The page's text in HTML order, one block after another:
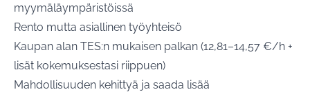
myymäläympäristöissä
Rento mutta asiallinen työyhteisö
Kaupan alan TES:n mukaisen palkan (12,81–14,57 €/h +
lisät kokemuksestasi riippuen)
Mahdollisuuden kehittyä ja saada lisää